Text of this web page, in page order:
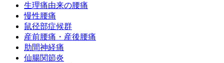
生理痛由来の腰痛
慢性腰痛
鼠径部症候群
産前腰痛・産後腰痛
肋間神経痛
仙腸関節炎